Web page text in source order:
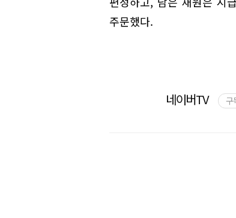
주문했다.
네이버TV 구